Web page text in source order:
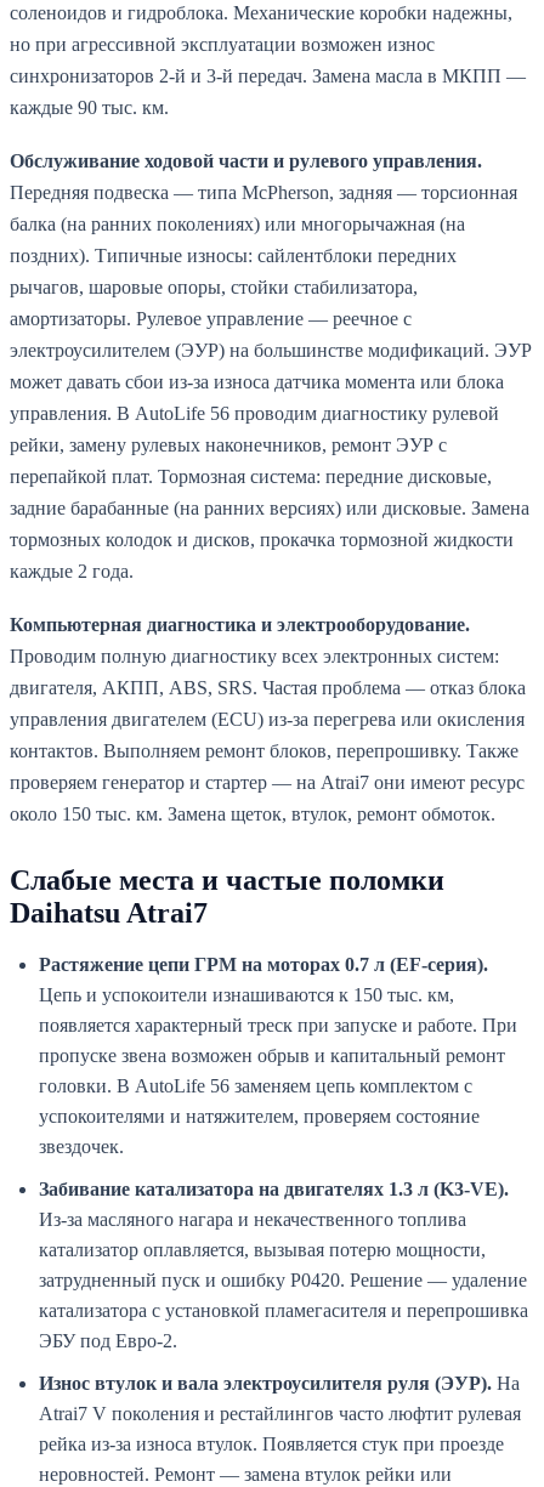
соленоидов и гидроблока. Механические коробки надежны,
но при агрессивной эксплуатации возможен износ
синхронизаторов 2-й и 3-й передач. Замена масла в МКПП —
каждые 90 тыс. км.
Обслуживание ходовой части и рулевого управления.
Передняя подвеска — типа McPherson, задняя — торсионная
балка (на ранних поколениях) или многорычажная (на
поздних). Типичные износы: сайлентблоки передних
рычагов, шаровые опоры, стойки стабилизатора,
амортизаторы. Рулевое управление — реечное с
электроусилителем (ЭУР) на большинстве модификаций. ЭУР
может давать сбои из-за износа датчика момента или блока
управления. В AutoLife 56 проводим диагностику рулевой
рейки, замену рулевых наконечников, ремонт ЭУР с
перепайкой плат. Тормозная система: передние дисковые,
задние барабанные (на ранних версиях) или дисковые. Замена
тормозных колодок и дисков, прокачка тормозной жидкости
каждые 2 года.
Компьютерная диагностика и электрооборудование.
Проводим полную диагностику всех электронных систем:
двигателя, АКПП, ABS, SRS. Частая проблема — отказ блока
управления двигателем (ECU) из-за перегрева или окисления
контактов. Выполняем ремонт блоков, перепрошивку. Также
проверяем генератор и стартер — на Atrai7 они имеют ресурс
около 150 тыс. км. Замена щеток, втулок, ремонт обмоток.
Слабые места и частые поломки
Daihatsu Atrai7
Растяжение цепи ГРМ на моторах 0.7 л (EF-серия).
Цепь и успокоители изнашиваются к 150 тыс. км,
появляется характерный треск при запуске и работе. При
пропуске звена возможен обрыв и капитальный ремонт
головки. В AutoLife 56 заменяем цепь комплектом с
успокоителями и натяжителем, проверяем состояние
звездочек.
Забивание катализатора на двигателях 1.3 л (K3-VE).
Из-за масляного нагара и некачественного топлива
катализатор оплавляется, вызывая потерю мощности,
затрудненный пуск и ошибку P0420. Решение — удаление
катализатора с установкой пламегасителя и перепрошивка
ЭБУ под Евро-2.
Износ втулок и вала электроусилителя руля (ЭУР). На
Atrai7 V поколения и рестайлингов часто люфтит рулевая
рейка из-за износа втулок. Появляется стук при проезде
неровностей. Ремонт — замена втулок рейки или